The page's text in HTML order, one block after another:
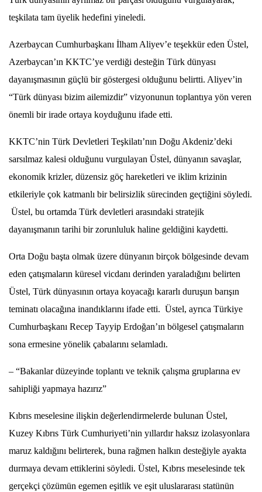
teşkilata tam üyelik hedefini yineledi.
Azerbaycan Cumhurbaşkanı İlham Aliyev’e teşekkür eden Üstel,
Azerbaycan’ın KKTC’ye verdiği desteğin Türk dünyası
dayanışmasının güçlü bir göstergesi olduğunu belirtti. Aliyev’in
“Türk dünyası bizim ailemizdir” vizyonunun toplantıya yön veren
önemli bir irade ortaya koyduğunu ifade etti.
KKTC’nin Türk Devletleri Teşkilatı’nın Doğu Akdeniz’deki
sarsılmaz kalesi olduğunu vurgulayan Üstel, dünyanın savaşlar,
ekonomik krizler, düzensiz göç hareketleri ve iklim krizinin
etkileriyle çok katmanlı bir belirsizlik sürecinden geçtiğini söyledi.
Üstel, bu ortamda Türk devletleri arasındaki stratejik
dayanışmanın tarihi bir zorunluluk haline geldiğini kaydetti.
Orta Doğu başta olmak üzere dünyanın birçok bölgesinde devam
eden çatışmaların küresel vicdanı derinden yaraladığını belirten
Üstel, Türk dünyasının ortaya koyacağı kararlı duruşun barışın
teminatı olacağına inandıklarını ifade etti. Üstel, ayrıca Türkiye
Cumhurbaşkanı Recep Tayyip Erdoğan’ın bölgesel çatışmaların
sona ermesine yönelik çabalarını selamladı.
– “Bakanlar düzeyinde toplantı ve teknik çalışma gruplarına ev
sahipliği yapmaya hazırız”
Kıbrıs meselesine ilişkin değerlendirmelerde bulunan Üstel,
Kuzey Kıbrıs Türk Cumhuriyeti’nin yıllardır haksız izolasyonlara
maruz kaldığını belirterek, buna rağmen halkın desteğiyle ayakta
durmaya devam ettiklerini söyledi. Üstel, Kıbrıs meselesinde tek
gerçekçi çözümün egemen eşitlik ve eşit uluslararası statünün